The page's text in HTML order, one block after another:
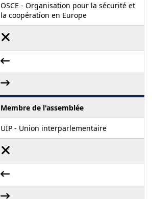
OSCE - Organisation pour la sécurité et
la coopération en Europe
Membre de l'assemblée
UIP - Union interparlementaire